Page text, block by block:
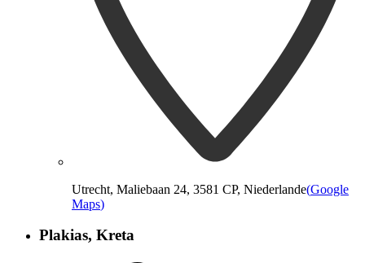
Utrecht, Maliebaan 24, 3581 CP, Niederlande(Google
Maps)
Plakias, Kreta